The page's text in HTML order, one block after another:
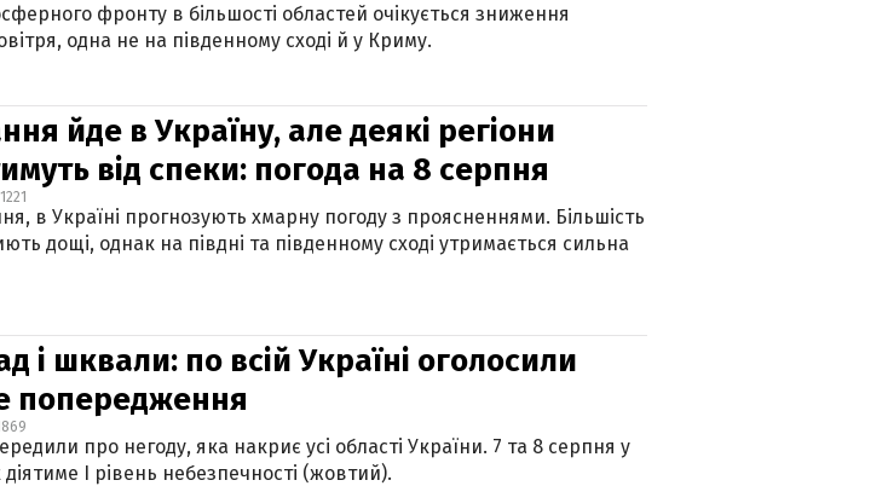
фронту в більшості областей очікується зниження
одна не на південному сході й у Криму.
йде в Україну, але деякі регіони
від спеки: погода на 8 серпня
1221
в Україні прогнозують хмарну погоду з проясненнями. Більшість
дощі, однак на півдні та південному сході утримається сильна
і шквали: по всій Україні оголосили
попередження
про негоду, яка накриє усі області України. 7 та 8 серпня у
діятиме І рівень небезпечності (жовтий).